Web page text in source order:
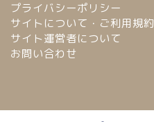
プライバシーポリシー
サイトについて・ご利用規約
サイト運営者について
お問い合わせ